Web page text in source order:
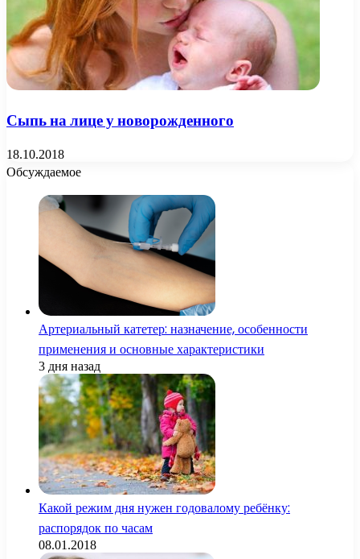
Сыпь на лице у новорожденного
18.10.2018
Обсуждаемое
Артериальный катетер: назначение, особенности
применения и основные характеристики
3 дня назад
Какой режим дня нужен годовалому ребёнку:
распорядок по часам
08.01.2018